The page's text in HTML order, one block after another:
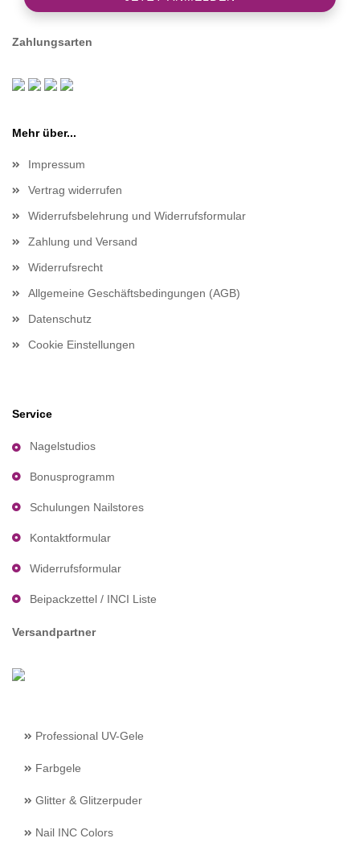
Zahlungsarten
Mehr über...
Impressum
Vertrag widerrufen
Widerrufsbelehrung und Widerrufsformular
Zahlung und Versand
Widerrufsrecht
Allgemeine Geschäftsbedingungen (AGB)
Datenschutz
Cookie Einstellungen
Service
Nagelstudios
Bonusprogramm
Schulungen Nailstores
Kontaktformular
Widerrufsformular
Beipackzettel / INCI Liste
Versandpartner
Professional UV-Gele
Farbgele
Glitter & Glitzerpuder
Nail INC Colors